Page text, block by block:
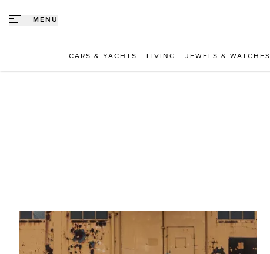
MENU
CARS & YACHTS LIVING JEWELS & WATCHES